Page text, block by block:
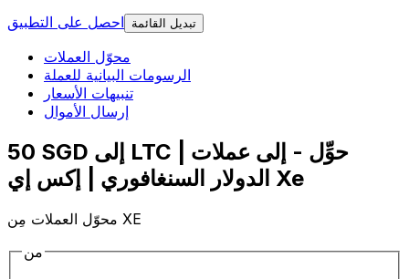
احصل على التطبيق
تبديل القائمة
محوّل العملات
الرسومات البيانية للعملة
تنبيهات الأسعار
إرسال الأموال
50 SGD إلى LTC | حوِّل - إلى عملات
الدولار السنغافوري | إكس إي Xe
محوّل العملات مِن XE
من